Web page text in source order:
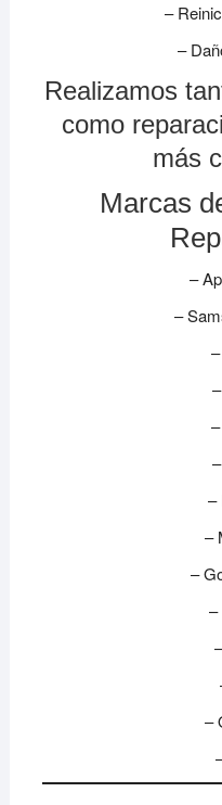
–
–
Realizamos
como
más
Marcas
–
–
–
–
–
–
–